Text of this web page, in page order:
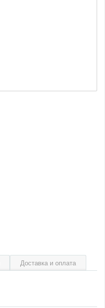
Доставка и оплата